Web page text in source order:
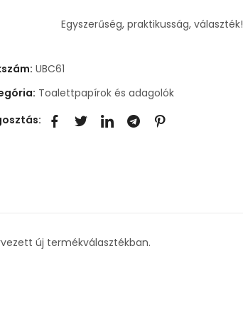
Egyszerűség, praktikusság, választék!
UBC61
Toalettpapírok és adagolók
új termékválasztékban.